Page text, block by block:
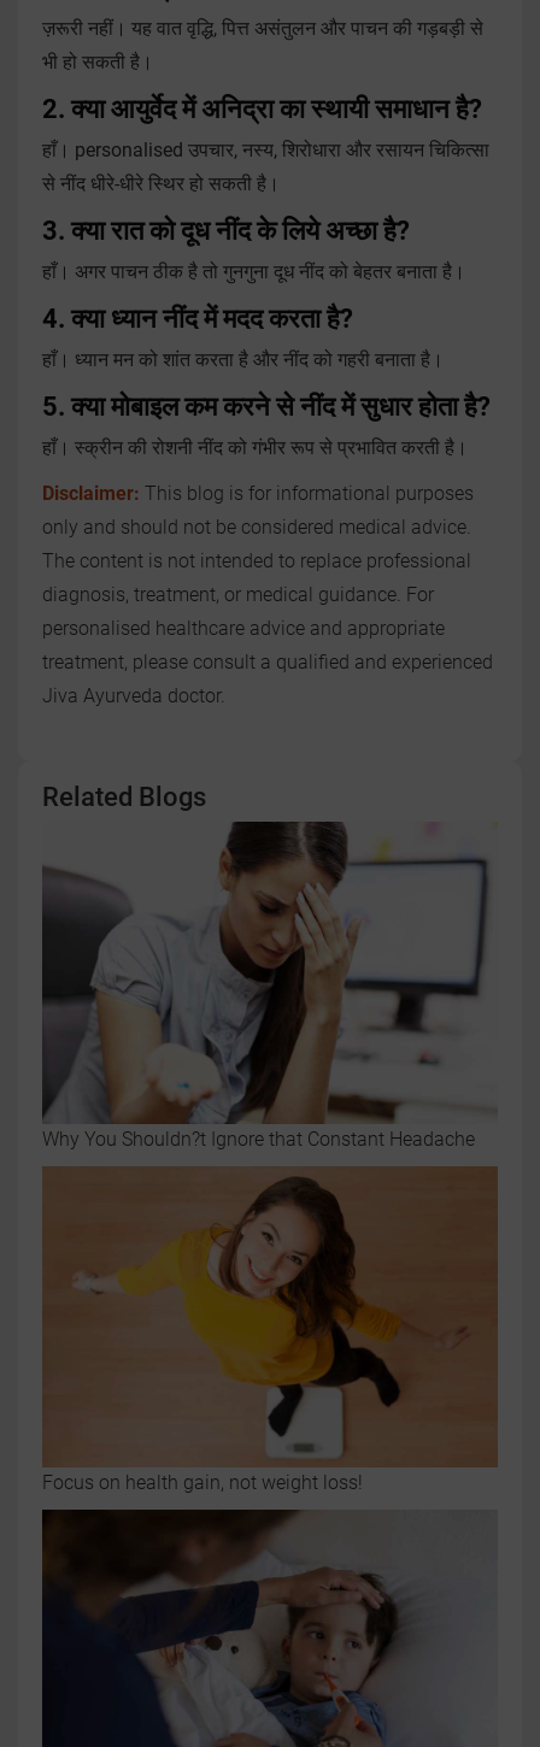
ज़रूरी नहीं। यह वात वृद्धि, पित्त असंतुलन और पाचन की गड़बड़ी से
भी हो सकती है।
2. क्या आयुर्वेद में अनिद्रा का स्थायी समाधान है?
हाँ। personalised उपचार, नस्य, शिरोधारा और रसायन चिकित्सा
से नींद धीरे-धीरे स्थिर हो सकती है।
3. क्या रात को दूध नींद के लिये अच्छा है?
हाँ। अगर पाचन ठीक है तो गुनगुना दूध नींद को बेहतर बनाता है।
4. क्या ध्यान नींद में मदद करता है?
हाँ। ध्यान मन को शांत करता है और नींद को गहरी बनाता है।
5. क्या मोबाइल कम करने से नींद में सुधार होता है?
हाँ। स्क्रीन की रोशनी नींद को गंभीर रूप से प्रभावित करती है।
Disclaimer: This blog is for informational purposes
only and should not be considered medical advice.
The content is not intended to replace professional
diagnosis, treatment, or medical guidance. For
personalised healthcare advice and appropriate
treatment, please consult a qualified and experienced
Jiva Ayurveda doctor.
Related Blogs
Why You Shouldn?t Ignore that Constant Headache
Focus on health gain, not weight loss!